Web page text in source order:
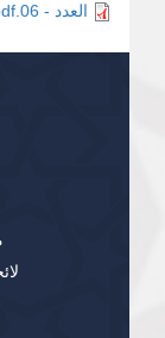
العدد - 06.pdf